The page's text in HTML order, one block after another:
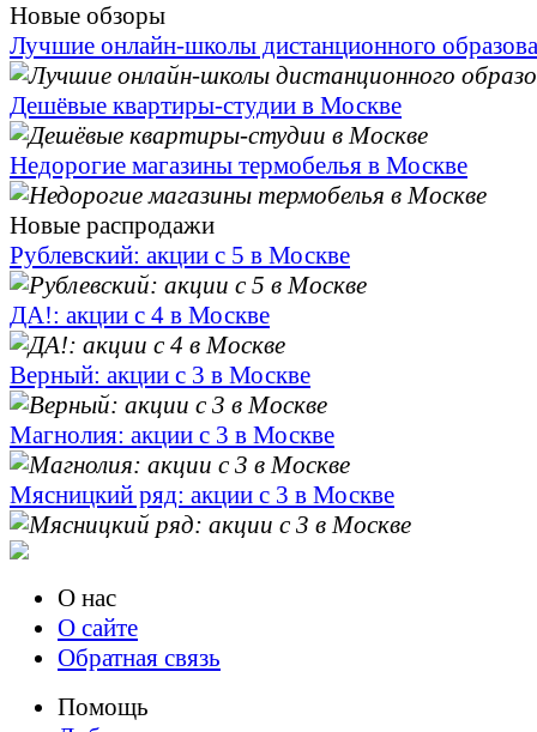
Новые обзоры
Лучшие онлайн-школы дистанционного
Дешёвые квартиры-студии в Москве
Недорогие магазины термобелья в Москве
Новые распродажи
Рублевский: акции с 5 в Москве
ДА!: акции с 4 в Москве
Верный: акции с 3 в Москве
Магнолия: акции с 3 в Москве
Мясницкий ряд: акции с 3 в Москве
О нас
О сайте
Обратная связь
Помощь